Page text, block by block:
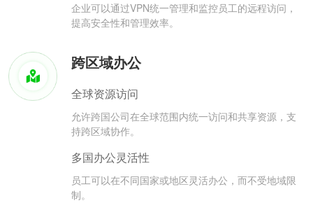
企业可以通过VPN统一管理和监控员工的远程访问，
提高安全性和管理效率。
跨区域办公
全球资源访问
允许跨国公司在全球范围内统一访问和共享资源，支
持跨区域协作。
多国办公灵活性
员工可以在不同国家或地区灵活办公，而不受地域限
制。